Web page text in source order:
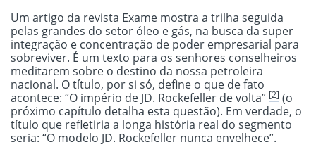
Um artigo da revista Exame mostra a trilha seguida
pelas grandes do setor óleo e gás, na busca da super
integração e concentração de poder empresarial para
sobreviver. É um texto para os senhores conselheiros
meditarem sobre o destino da nossa petroleira
nacional. O título, por si só, define o que de fato
acontece: “O império de JD. Rockefeller de volta” [2] (o
próximo capítulo detalha esta questão). Em verdade, o
título que refletiria a longa história real do segmento
seria: “O modelo JD. Rockefeller nunca envelhece”.